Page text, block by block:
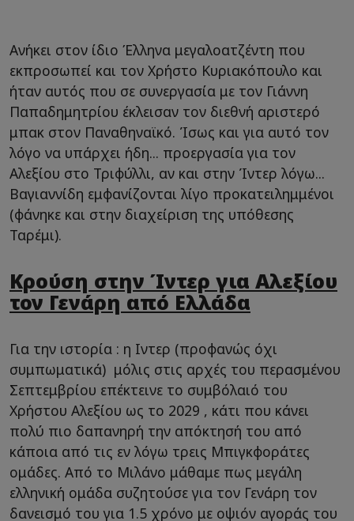
Ανήκει στον ίδιο Έλληνα μεγαλοατζέντη που
εκπροσωπεί και τον Χρήστο Κυριακόπουλο και
ήταν αυτός που σε συνεργασία με τον Γιάννη
Παπαδημητρίου έκλεισαν τον διεθνή αριστερό
μπακ στον Παναθηναϊκό. Ίσως και για αυτό τον
λόγο να υπάρχει ήδη... προεργασία για τον
Αλεξίου στο Τριφύλλι, αν και στην Ίντερ λόγω...
Βαγιαννίδη εμφανίζονται λίγο προκατειλημμένοι
(φάνηκε και στην διαχείριση της υπόθεσης
Ταρέμι).
Κρούση στην Ίντερ για Αλεξίου
τον Γενάρη από Ελλάδα
Για την ιστορία : η Ιντερ (προφανώς όχι
συμπωματικά) μόλις στις αρχές του περασμένου
Σεπτεμβρίου επέκτεινε το συμβόλαιό του
Χρήστου Αλεξίου ως το 2029 , κάτι που κάνει
πολύ πιο δαπανηρή την απόκτησή του από
κάποια από τις εν λόγω τρεις Μπιγκφοράτες
ομάδες. Από το Μιλάνο μάθαμε πως μεγάλη
ελληνική ομάδα συζητούσε για τον Γενάρη τον
δανεισμό του για 1.5 χρόνο με οψιόν αγοράς του